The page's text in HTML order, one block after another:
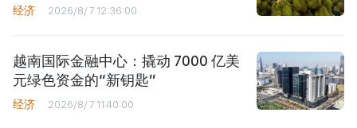
经济 2026/8/7 12:36:00
越南国际金融中心：撬动 7000 亿美
元绿色资金的“新钥匙”
经济 2026/8/7 11:40:00